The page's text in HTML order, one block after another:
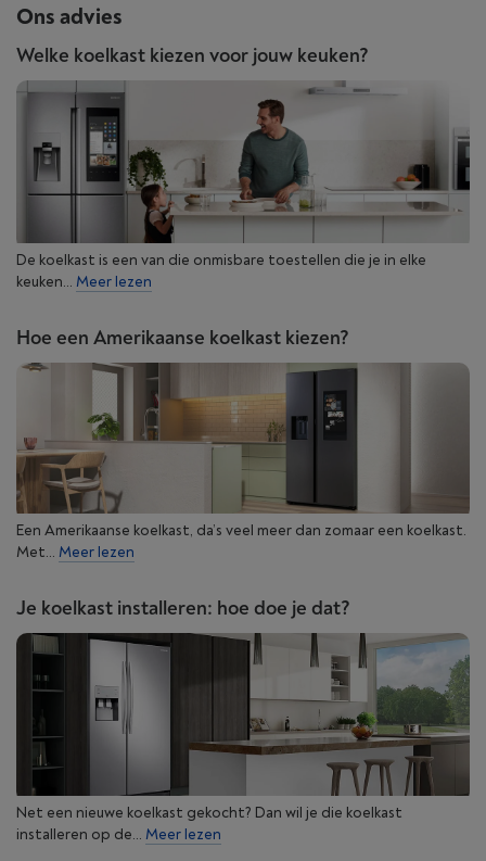
Ons advies
Welke koelkast kiezen voor jouw keuken?
De koelkast is een van die onmisbare toestellen die je in elke
keuken... Meer lezen
Hoe een Amerikaanse koelkast kiezen?
Een Amerikaanse koelkast, da’s veel meer dan zomaar een koelkast.
Met... Meer lezen
Je koelkast installeren: hoe doe je dat?
Net een nieuwe koelkast gekocht? Dan wil je die koelkast
installeren op de... Meer lezen